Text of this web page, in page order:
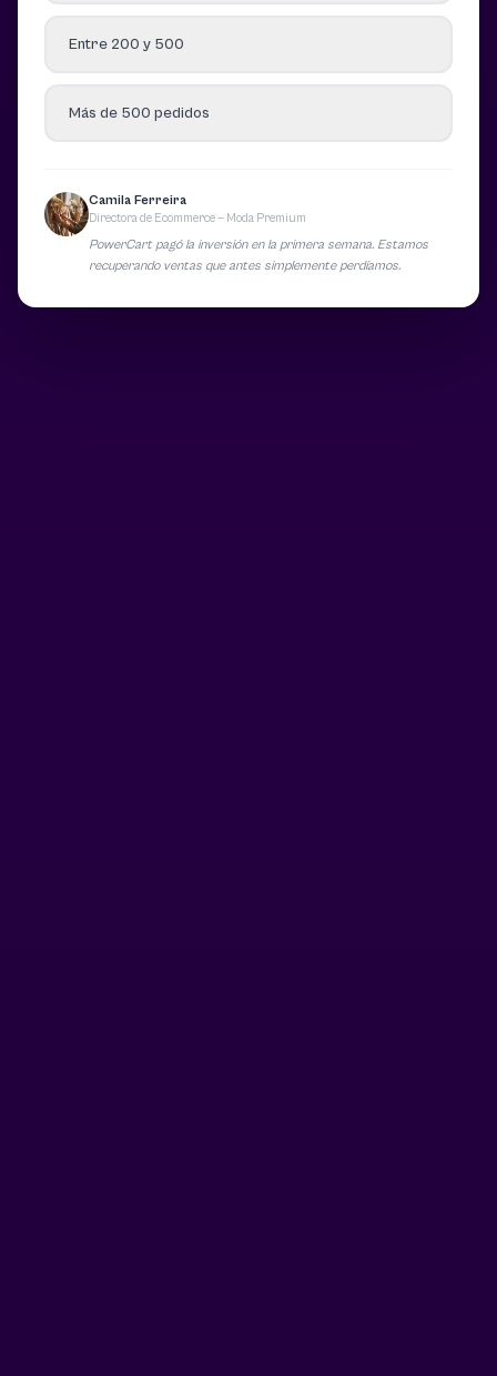
Entre 200 y 500
Más de 500 pedidos
Camila Ferreira
Directora de Ecommerce — Moda Premium
PowerCart pagó la inversión en la primera semana. Estamos
recuperando ventas que antes simplemente perdíamos.